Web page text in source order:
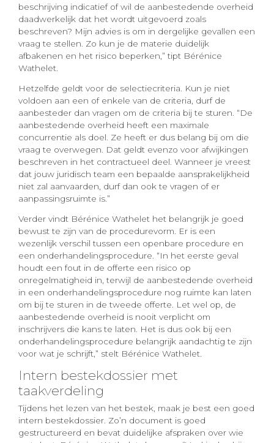
beschrijving indicatief of wil de aanbestedende overheid
daadwerkelijk dat het wordt uitgevoerd zoals
beschreven? Mijn advies is om in dergelijke gevallen een
vraag te stellen. Zo kun je de materie duidelijk
afbakenen en het risico beperken,” tipt Bérénice
Wathelet.
Hetzelfde geldt voor de selectiecriteria. Kun je niet
voldoen aan een of enkele van de criteria, durf de
aanbesteder dan vragen om de criteria bij te sturen. “De
aanbestedende overheid heeft een maximale
concurrentie als doel. Ze heeft er dus belang bij om die
vraag te overwegen. Dat geldt evenzo voor afwijkingen
beschreven in het contractueel deel. Wanneer je vreest
dat jouw juridisch team een bepaalde aansprakelijkheid
niet zal aanvaarden, durf dan ook te vragen of er
aanpassingsruimte is.”
Verder vindt Bérénice Wathelet het belangrijk je goed
bewust te zijn van de procedurevorm. Er is een
wezenlijk verschil tussen een openbare procedure en
een onderhandelingsprocedure. “In het eerste geval
houdt een fout in de offerte een risico op
onregelmatigheid in, terwijl de aanbestedende overheid
in een onderhandelingsprocedure nog ruimte kan laten
om bij te sturen in de tweede offerte. Let wel op, de
aanbestedende overheid is nooit verplicht om
inschrijvers die kans te laten. Het is dus ook bij een
onderhandelingsprocedure belangrijk aandachtig te zijn
voor wat je schrijft,” stelt Bérénice Wathelet.
Intern bestekdossier met
taakverdeling
Tijdens het lezen van het bestek, maak je best een goed
intern bestekdossier. Zo’n document is goed
gestructureerd en bevat duidelijke afspraken over wie